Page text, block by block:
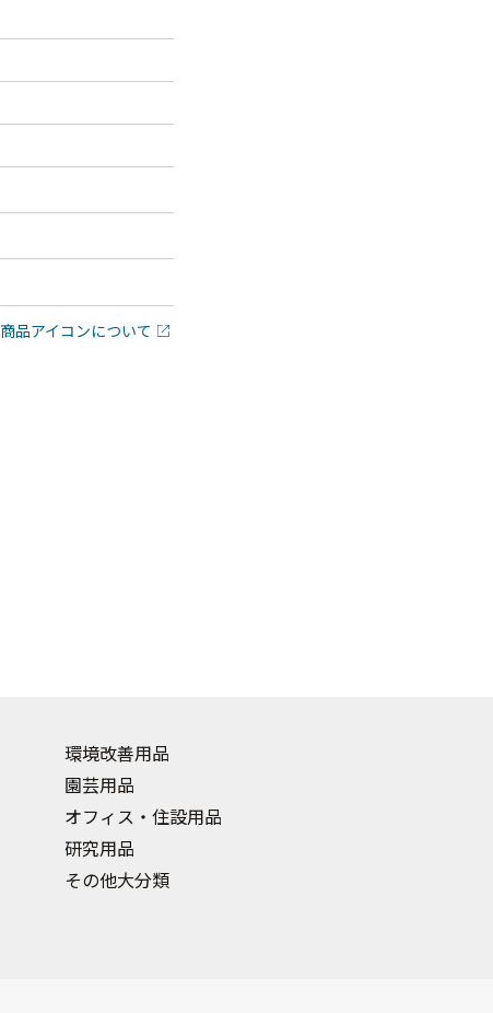
商品アイコンについて
環境改善用品
園芸用品
オフィス・住設用品
研究用品
その他大分類